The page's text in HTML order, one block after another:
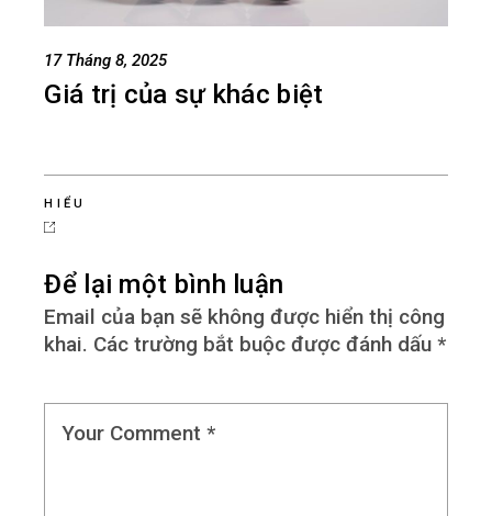
17 Tháng 8, 2025
Giá trị của sự khác biệt
HIỂU
Để lại một bình luận
Email của bạn sẽ không được hiển thị công
khai. Các trường bắt buộc được đánh dấu*